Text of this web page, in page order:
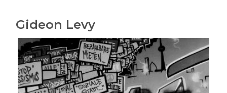
Gideon Levy